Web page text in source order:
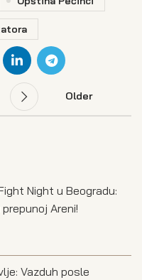
Older
Night u Beogradu:
Areni!
Vazduh posle